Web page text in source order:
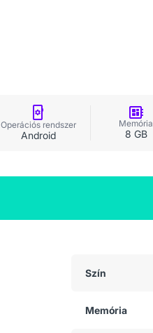
Operációs rendszer
Android
Memória
8 GB
Szín
Memória